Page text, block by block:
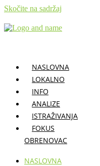
Skočite na sadržaj
NASLOVNA
LOKALNO
INFO
ANALIZE
ISTRAŽIVANJA
FOKUS
OBRENOVAC
NASLOVNA